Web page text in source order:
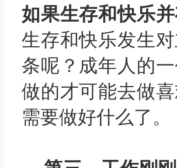
如果生存和快乐并
生存和快乐发生
条呢？成年人的
做的才可能去做
需要做好什么了。